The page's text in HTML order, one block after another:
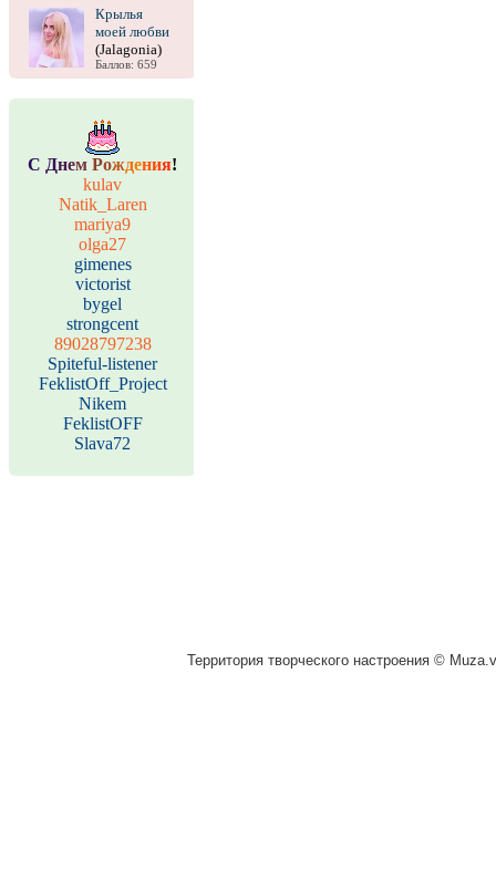
Крылья
моей любви
(Jalagonia)
Баллов: 659
С Днем Рождения!
kulav
Natik_Laren
mariya9
olga27
gimenes
victorist
bygel
strongcent
89028797238
Spiteful-listener
FeklistOff_Project
Nikem
FeklistOFF
Slava72
Территория творческого настроения ©